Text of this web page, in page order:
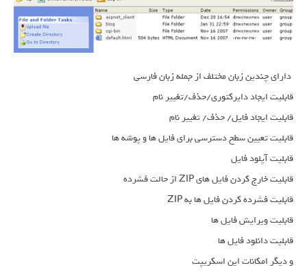
دارای چندین زبان مختلف از جمله زبان فارسی
قابلیت ایجاد دایرکتوری/حذف/تغییر نام
قابلیت ایجاد فایل/ حذف/ تغییر نام
قابلیت تعیین سطح دسترسی برای فایل ها و پوشه ها
قابلیت آپلود فایل
قابلیت خارج کردن فایل های ZIP از حالت فشرده
قابلیت فشرده کردن فایل ها به ZIP
قابلیت ویرایش فایل ها
قابلیت دانلود فایل ها
و دیگر امکانات این اسکریپت